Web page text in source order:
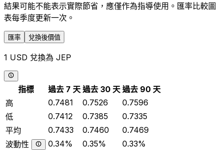
結果可能不能表示實際節省，應僅作為指導使用。匯率比較圖
表每季度更新一次。
匯率 兌換後價值
1 USD 兌換為 JEP
指標 過去 7 天 過去 30 天 過去 90 天
高
0.7481 0.7526
0.7596
低
0.7412 0.7385
0.7335
平均
0.7433 0.7460
0.7469
波動性
0.34% 0.35% 0.33%